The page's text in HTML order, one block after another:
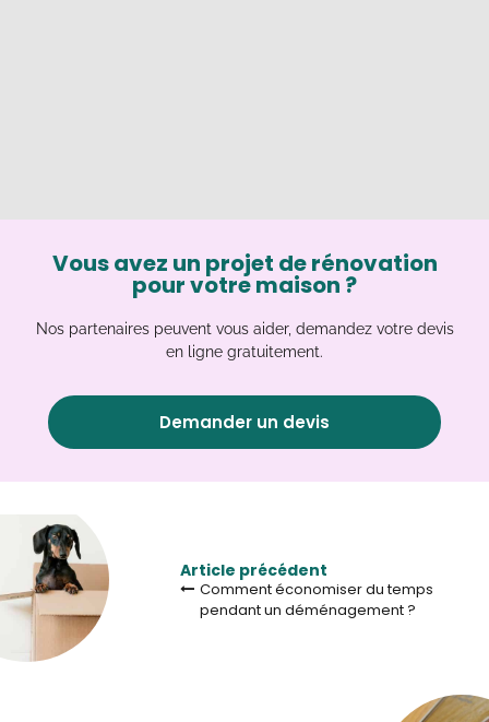
Vous avez un projet de rénovation
pour votre maison ?
Nos partenaires peuvent vous aider, demandez votre devis
en ligne gratuitement.
Demander un devis
Article précédent
Comment économiser du temps
pendant un déménagement ?